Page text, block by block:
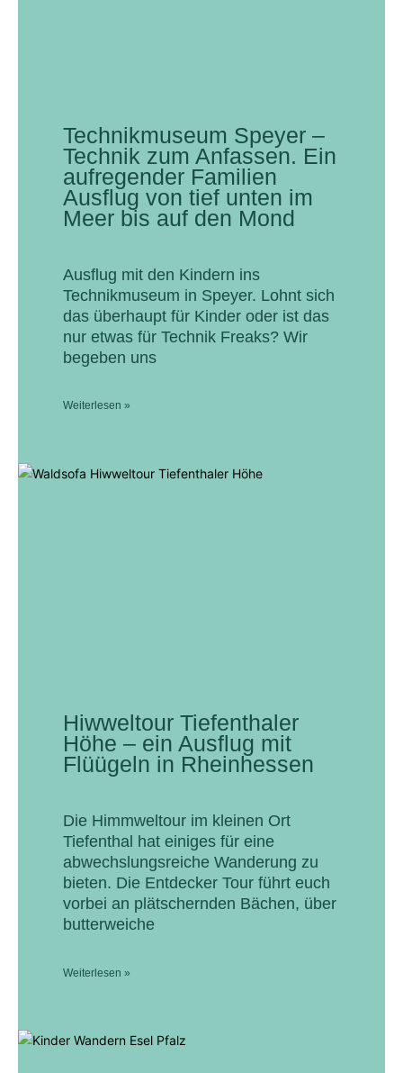
Technikmuseum Speyer –
Technik zum Anfassen. Ein
aufregender Familien
Ausflug von tief unten im
Meer bis auf den Mond
Ausflug mit den Kindern ins
Technikmuseum in Speyer. Lohnt sich
das überhaupt für Kinder oder ist das
nur etwas für Technik Freaks? Wir
begeben uns
Weiterlesen »
Hiwweltour Tiefenthaler
Höhe – ein Ausflug mit
Flüügeln in Rheinhessen
Die Himmweltour im kleinen Ort
Tiefenthal hat einiges für eine
abwechslungsreiche Wanderung zu
bieten. Die Entdecker Tour führt euch
vorbei an plätschernden Bächen, über
butterweiche
Weiterlesen »